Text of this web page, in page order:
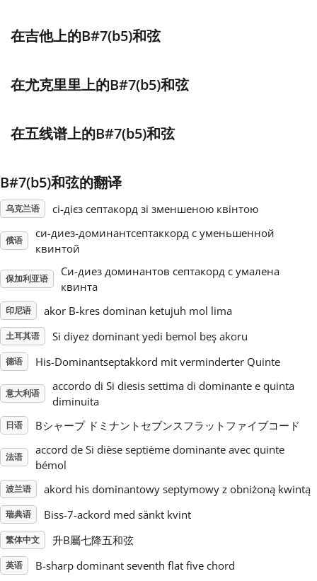
Português
Русский
Svenska
Tiếng Việt
Türkçe
Українська
简体中文
繁體中文
在吉他上的B#7(b5)和弦
在尤克里里上的B#7(b5)和弦
在五线谱上的B#7(b5)和弦
B#7(b5)和弦的翻译
乌克兰语 сі-дієз септакорд зі зменшеною квінтою
俄语
си-диез-доминантсептаккорд с уменьшенной
квинтой
保加利亚语
Си-диез доминантов септакорд с умалена
квинта
印尼语 akor B-kres dominan ketujuh mol lima
土耳其语 Si diyez dominant yedi bemol beş akoru
德语 His-Dominantseptakkord mit verminderter Quinte
意大利语
accordo di Si diesis settima di dominante e quinta
diminuita
日语 Bシャープ ドミナントセブンスフラットファイブコード
法语
accord de Si dièse septième dominante avec quinte
bémol
波兰语 akord his dominantowy septymowy z obniżoną kwintą
瑞典语 Biss-7-ackord med sänkt kvint
繁体中文 升B屬七降五和弦
英语 B-sharp dominant seventh flat five chord